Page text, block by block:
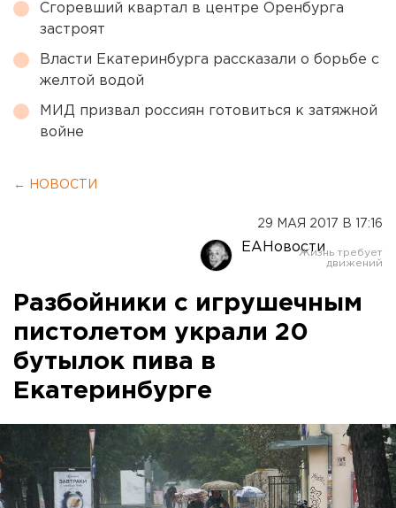
Сгоревший квартал в центре Оренбурга
застроят
Власти Екатеринбурга рассказали о борьбе с
желтой водой
МИД призвал россиян готовиться к затяжной
войне
← НОВОСТИ
29 МАЯ 2017 В 17:16
ЕАНовости
Разбойники с игрушечным
пистолетом украли 20
бутылок пива в
Екатеринбурге